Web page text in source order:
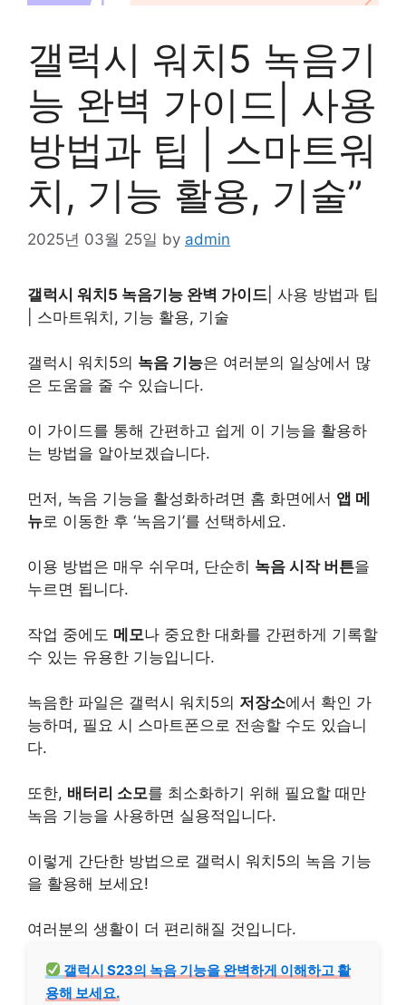
갤럭시 워치5 녹음기
능 완벽 가이드| 사용
방법과 팁 | 스마트워
치, 기능 활용, 기술”
2025년 03월 25일 by admin
갤럭시 워치5 녹음기능 완벽 가이드 | 사용 방법과 팁
| 스마트워치, 기능 활용, 기술
갤럭시 워치5의 녹음 기능은 여러분의 일상에서 많
은 도움을 줄 수 있습니다.
이 가이드를 통해 간편하고 쉽게 이 기능을 활용하
는 방법을 알아보겠습니다.
먼저, 녹음 기능을 활성화하려면 홈 화면에서 앱 메
뉴로 이동한 후 ‘녹음기’를 선택하세요.
이용 방법은 매우 쉬우며, 단순히 녹음 시작 버튼을
누르면 됩니다.
작업 중에도 메모나 중요한 대화를 간편하게 기록할
수 있는 유용한 기능입니다.
녹음한 파일은 갤럭시 워치5의 저장소에서 확인 가
능하며, 필요 시 스마트폰으로 전송할 수도 있습니
다.
또한, 배터리 소모를 최소화하기 위해 필요할 때만
녹음 기능을 사용하면 실용적입니다.
이렇게 간단한 방법으로 갤럭시 워치5의 녹음 기능
을 활용해 보세요!
여러분의 생활이 더 편리해질 것입니다.
갤럭시 S23의 녹음 기능을 완벽하게 이해하고 활
용해 보세요.